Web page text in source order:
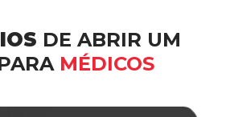
DE ABRIR UM
MÉDICOS